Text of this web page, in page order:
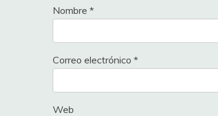
Nombre *
Correo electrónico *
Web